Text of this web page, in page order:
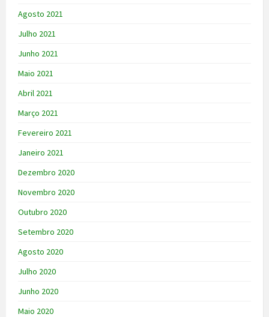
Agosto 2021
Julho 2021
Junho 2021
Maio 2021
Abril 2021
Março 2021
Fevereiro 2021
Janeiro 2021
Dezembro 2020
Novembro 2020
Outubro 2020
Setembro 2020
Agosto 2020
Julho 2020
Junho 2020
Maio 2020